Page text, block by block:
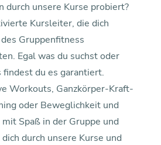
durch unsere Kurse probiert?
Kursleiter, die dich
Gruppenfitness
Egal was du suchst oder
findest du es garantiert.
Workouts, Ganzkörper-Kraft-
oder Beweglichkeit und
Spaß in der Gruppe und
durch unsere Kurse und